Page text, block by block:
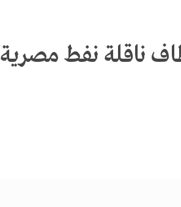
ناقلة نفط مصرية